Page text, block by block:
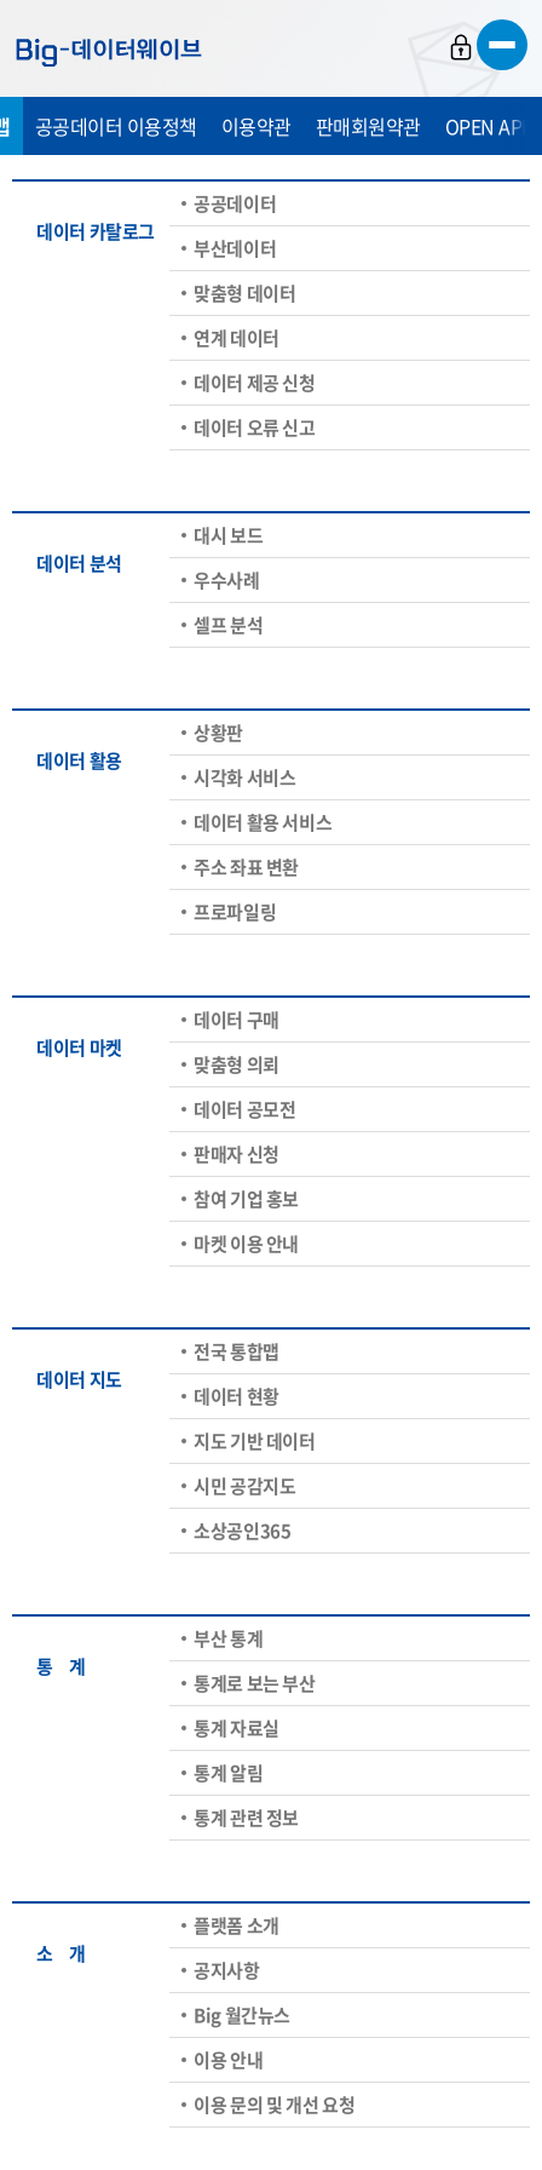
가
기
가
기
가
기
공공데이터 이용정책 이용약관 판매회원약관 OPEN API
데이터 카탈로그
공공데이터
부산데이터
맞춤형 데이터
연계 데이터
데이터 제공 신청
데이터 오류 신고
데이터 분석
대시 보드
우수사례
셀프 분석
데이터 활용
상황판
시각화 서비스
데이터 활용 서비스
주소 좌표 변환
프로파일링
데이터 마켓
데이터 구매
맞춤형 의뢰
데이터 공모전
판매자 신청
참여 기업 홍보
마켓 이용 안내
데이터 지도
전국 통합맵
데이터 현황
지도 기반 데이터
시민 공감지도
소상공인365
통ㅤ계
부산 통계
통계로 보는 부산
통계 자료실
통계 알림
통계 관련 정보
소ㅤ개
플랫폼 소개
공지사항
Big 월간뉴스
이용 안내
이용 문의 및 개선 요청